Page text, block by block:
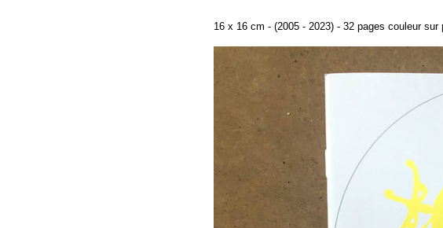
16 x 16 cm - (2005 - 2023) - 32 pages couleur